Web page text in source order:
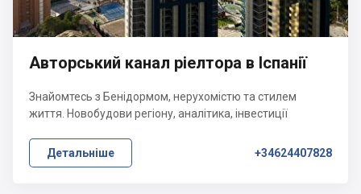
Авторський канал ріелтора в Іспанії
Знайомтесь з Бенідормом, нерухомістю та стилем
життя. Новобудови регіону, аналітика, інвестиції
Детальніше +34624407828